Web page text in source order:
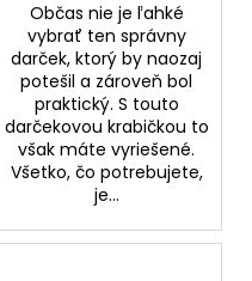
Občas nie je ľahké
vybrať ten správny
darček, ktorý by naozaj
potešil a zároveň bol
praktický. S touto
darčekovou krabičkou to
však máte vyriešené.
Všetko, čo potrebujete,
je...